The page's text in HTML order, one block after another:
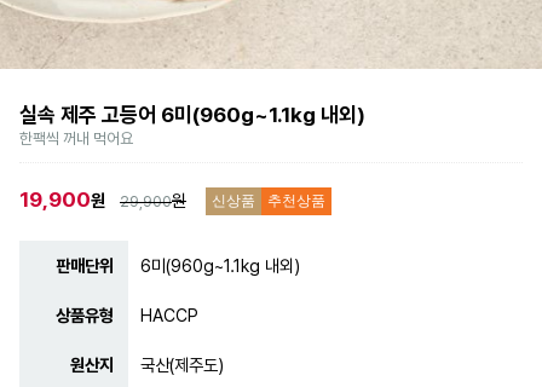
실속 제주 고등어 6미(960g~1.1kg 내외)
한팩씩 꺼내 먹어요
19,900원 29,900원 신상품 추천상품
판매단위 6미(960g~1.1kg 내외)
상품유형 HACCP
원산지 국산(제주도)